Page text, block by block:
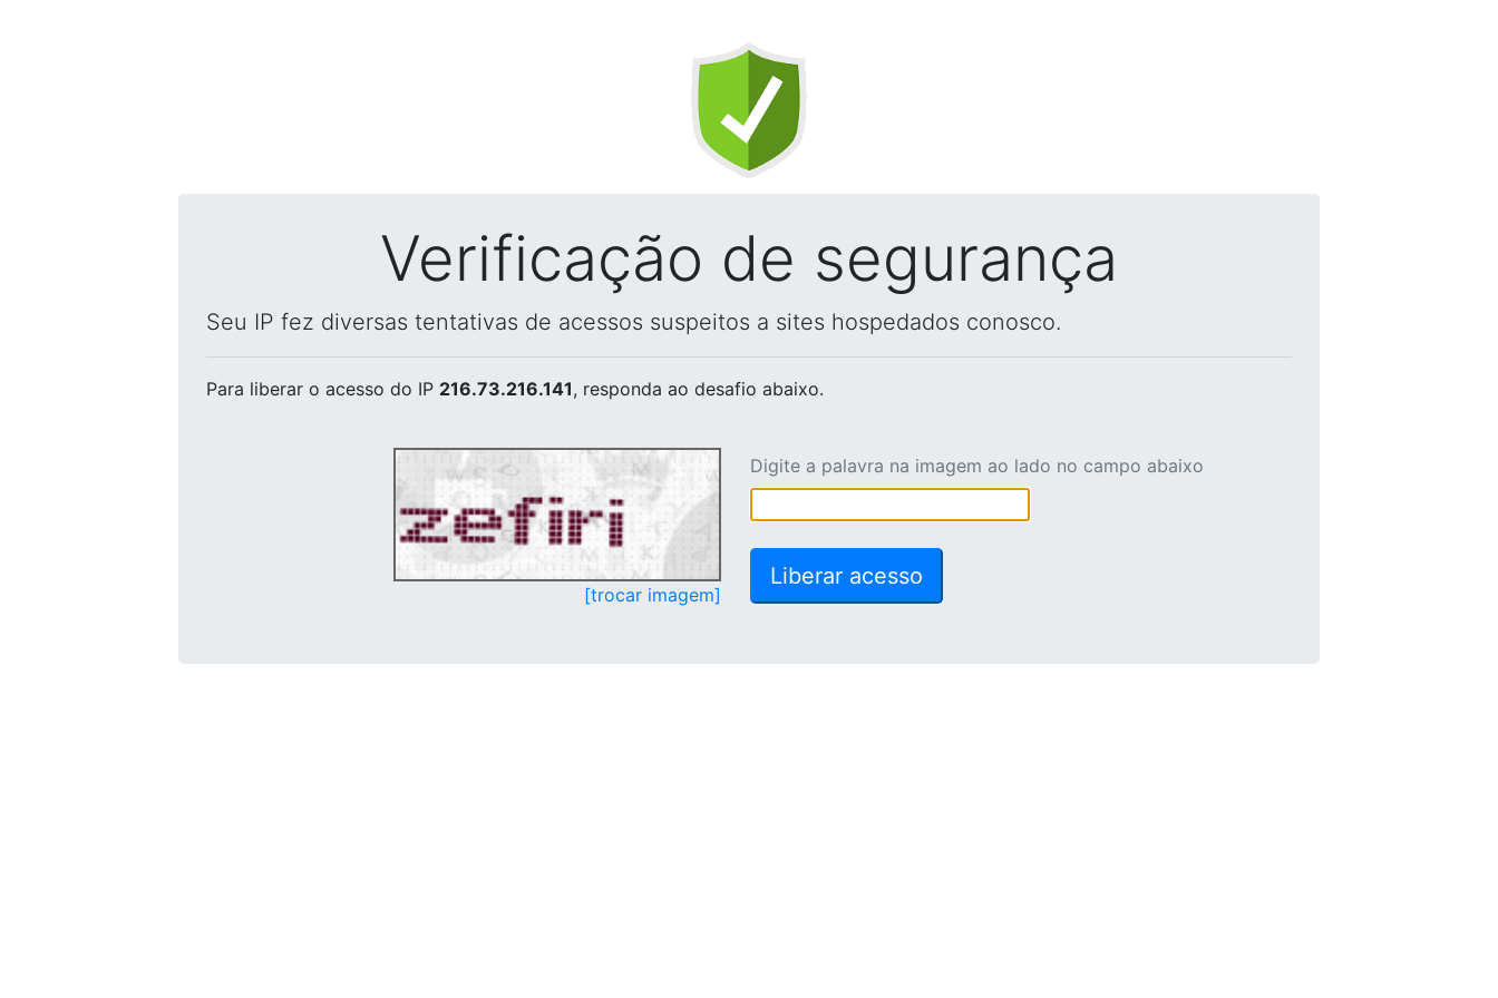
Verificação de segurança
Seu IP fez diversas tentativas de acessos suspeitos a sites hospedados conosco.
Para liberar o acesso do IP 216.73.216.141, responda ao desafio abaixo.
[trocar imagem]
Digite a palavra na imagem ao lado no campo abaixo